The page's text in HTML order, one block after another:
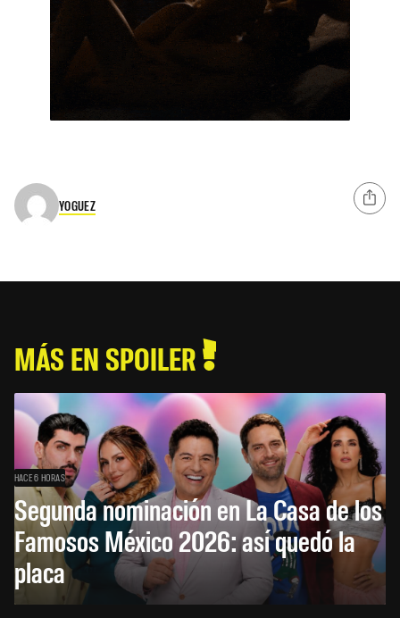
YOGUEZ
MÁS EN SPOILER
HACE 6 HORAS
Segunda nominación en La Casa de los
Famosos México 2026: así quedó la
placa